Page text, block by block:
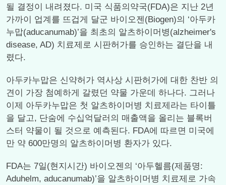
될 결정이 내려졌다. 미국 식품의약국(FDA)은 지난 2년
가까이 업계를 뜨겁게 달군 바이오젠(Biogen)의 ‘아두카
누맙(aducanumab)’을 최초의 알츠하이머병(alzheimer's
disease, AD) 치료제로 시판허가를 승인하는 결단을 내
렸다.
아두카누맙은 신약허가 역사상 시판허가에 대한 찬반 의
견이 가장 첨예하게 갈렸던 약물 가운데 하나다. 그러나
이제 아두카누맙은 첫 알츠하이머병 치료제라는 타이틀
을 달고, 단숨에 수십억달러의 매출액을 올리는 블록버
스터 약물이 될 것으로 예측된다. FDA에 따르면 미국에
만 약 600만명의 알츠하이머병 환자가 있다.
FDA는 7일(현지시간) 바이오젠의 ‘아두헬름(제품명:
Aduhelm, aducanumab)’을 알츠하이머병 치료제로 가속